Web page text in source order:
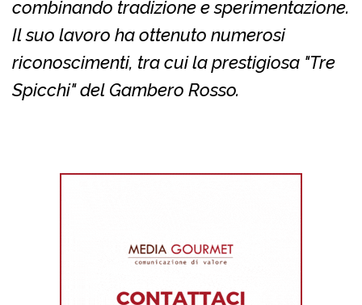
combinando tradizione e sperimentazione.
Il suo lavoro ha ottenuto numerosi
riconoscimenti, tra cui la prestigiosa "Tre
Spicchi" del Gambero Rosso.